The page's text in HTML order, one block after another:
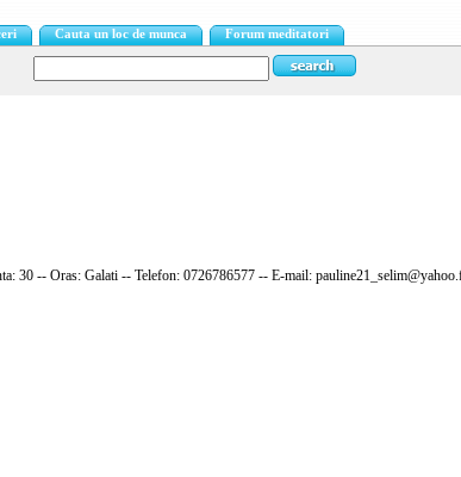
Cauta un loc de munca Forum meditatori
30 -- Oras: Galati -- Telefon: 0726786577 -- E-mail: